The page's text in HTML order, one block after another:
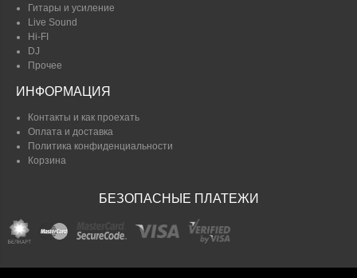
Гитары и усиление
Live Sound
Hi-FI
DJ
Прочее
ИНФОРМАЦИЯ
Контакты и как проехать
Оплата и доставка
Политика конфиденциальности
Корзина
БЕЗОПАСНЫЕ ПЛАТЕЖИ